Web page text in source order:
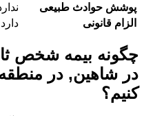
پوشش حوادث طبیعی
الزام قانونی
دارد
چگونه بیمه شخص
در شاهین, در
کنیم؟